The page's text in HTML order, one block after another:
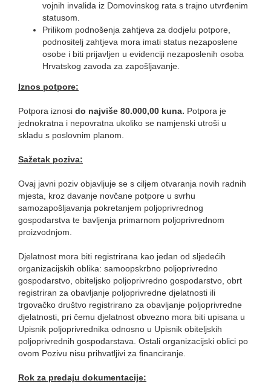
vojnih invalida iz Domovinskog rata s trajno utvrđenim
statusom.
Prilikom podnošenja zahtjeva za dodjelu potpore,
podnositelj zahtjeva mora imati status nezaposlene
osobe i biti prijavljen u evidenciji nezaposlenih osoba
Hrvatskog zavoda za zapošljavanje.
Iznos potpore:
Potpora iznosi do najviše 80.000,00 kuna. Potpora je
jednokratna i nepovratna ukoliko se namjenski utroši u
skladu s poslovnim planom.
Sažetak poziva:
Ovaj javni poziv objavljuje se s ciljem otvaranja novih radnih
mjesta, kroz davanje novčane potpore u svrhu
samozapošljavanja pokretanjem poljoprivrednog
gospodarstva te bavljenja primarnom poljoprivrednom
proizvodnjom.
Djelatnost mora biti registrirana kao jedan od sljedećih
organizacijskih oblika: samoopskrbno poljoprivredno
gospodarstvo, obiteljsko poljoprivredno gospodarstvo, obrt
registriran za obavljanje poljoprivredne djelatnosti ili
trgovačko društvo registrirano za obavljanje poljoprivredne
djelatnosti, pri čemu djelatnost obvezno mora biti upisana u
Upisnik poljoprivrednika odnosno u Upisnik obiteljskih
poljoprivrednih gospodarstava. Ostali organizacijski oblici po
ovom Pozivu nisu prihvatljivi za financiranje.
Rok za predaju dokumentacije: